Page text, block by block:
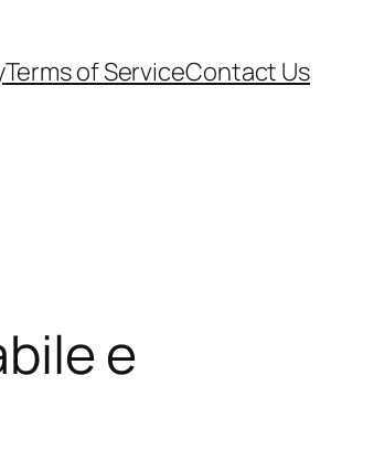
Terms of ServiceContact Us
e